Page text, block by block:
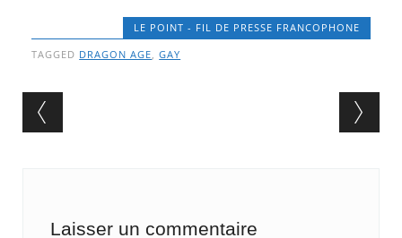
LE POINT - FIL DE PRESSE FRANCOPHONE
TAGGED DRAGON AGE,GAY
Post navigation
Laisser un commentaire